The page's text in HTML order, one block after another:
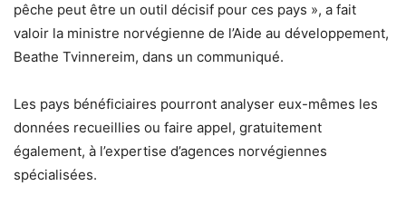
pêche peut être un outil décisif pour ces pays », a fait
valoir la ministre norvégienne de l’Aide au développement,
Beathe Tvinnereim, dans un communiqué.
Les pays bénéficiaires pourront analyser eux-mêmes les
données recueillies ou faire appel, gratuitement
également, à l’expertise d’agences norvégiennes
spécialisées.